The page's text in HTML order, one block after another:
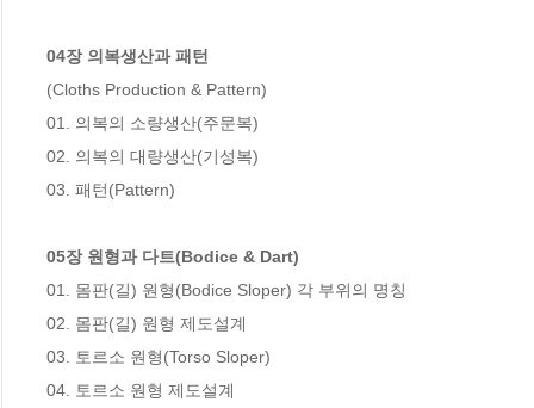
04장 의복생산과 패턴
(Cloths Production & Pattern)
01. 의복의 소량생산(주문복)
02. 의복의 대량생산(기성복)
03. 패턴(Pattern)
05장 원형과 다트(Bodice & Dart)
01. 몸판(길) 원형(Bodice Sloper) 각 부위의 명칭
02. 몸판(길) 원형 제도설계
03. 토르소 원형(Torso Sloper)
04. 토르소 원형 제도설계